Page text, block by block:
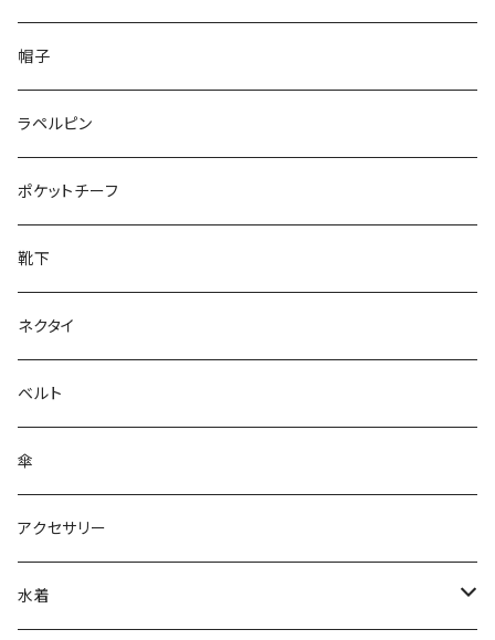
50/XL～
48/L
50/XL～
26cm～
27cm～
28cm～
帽子
ラペルピン
ポケットチーフ
靴下
ネクタイ
ベルト
傘
アクセサリー
水着